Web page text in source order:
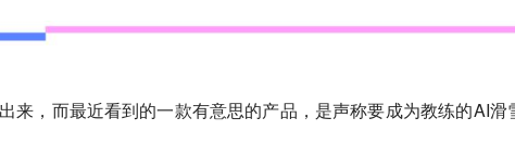
来，而最近看到的一款有意思的产品，是声称要成为教练的AI滑